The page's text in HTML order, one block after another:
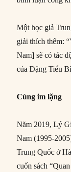
Một học giả
giải thích thêm:
Nam] sẽ có tác
của Đặng Tiểu
Cùng im lặng
Năm 2019, Lý
Nam (1995-
Trung Quốc ở
cuốn sách